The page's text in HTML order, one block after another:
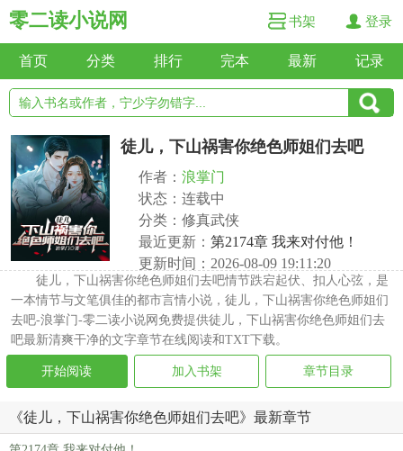
零二读小说网 书架 登录
首页 分类 排行 完本 最新 记录
徒儿，下山祸害你绝色师姐们去吧
作者： 浪掌门
状态：连载中
分类：修真武侠
最近更新： 第2174章 我来对付他！
更新时间：2026-08-09 19:11:20
徒儿，下山祸害你绝色师姐们去吧情节跌宕起伏、扣人心弦，是
一本情节与文笔俱佳的都市言情小说，徒儿，下山祸害你绝色师姐们
去吧-浪掌门-零二读小说网免费提供徒儿，下山祸害你绝色师姐们去
吧最新清爽干净的文字章节在线阅读和TXT下载。
开始阅读 加入书架 章节目录
《徒儿，下山祸害你绝色师姐们去吧》最新章节